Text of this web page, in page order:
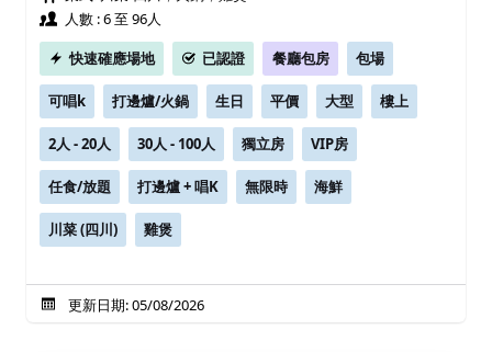
人數 : 6 至 96人
快速確應場地
已認證 餐廳包房 包場
可唱k 打邊爐/火鍋 生日 平價 大型 樓上
2人 - 20人 30人 - 100人 獨立房 VIP房
任食/放題 打邊爐 + 唱K 無限時 海鮮
川菜 (四川) 雞煲
更新日期: 05/08/2026